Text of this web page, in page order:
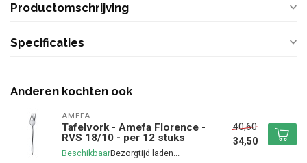
Productomschrijving
Specificaties
Anderen kochten ook
AMEFA
Tafelvork - Amefa Florence -
RVS 18/10 - per 12 stuks
Beschikbaar
40,60
34,50